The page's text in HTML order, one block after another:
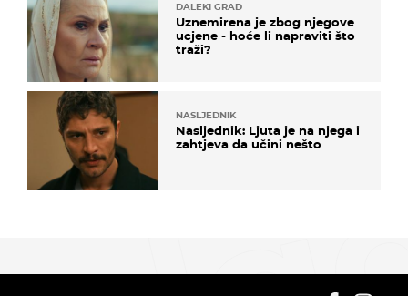
DALEKI GRAD
Uznemirena je zbog njegove
ucjene - hoće li napraviti što
traži?
NASLJEDNIK
Nasljednik: Ljuta je na njega i
zahtjeva da učini nešto